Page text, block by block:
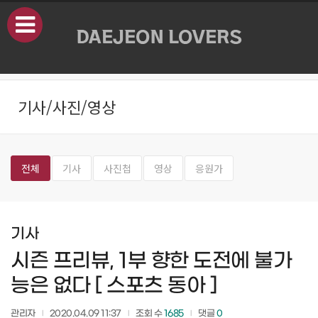
본문으로 바로가기
기사/사진/영상
전체 기사 사진첩 영상 응원가
기사
시즌 프리뷰, 1부 향한 도전에 불가
능은 없다 [ 스포츠 동아 ]
관리자 2020.04.09 11:37 조회 수1685 댓글0